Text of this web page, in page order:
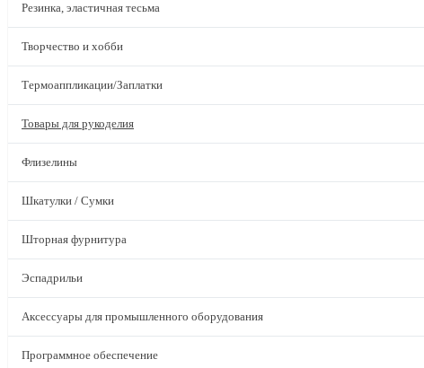
Резинка, эластичная тесьма
Творчество и хобби
Термоаппликации/Заплатки
Товары для рукоделия
Флизелины
Шкатулки / Сумки
Шторная фурнитура
Эспадрильи
Аксессуары для промышленного оборудования
Программное обеспечение